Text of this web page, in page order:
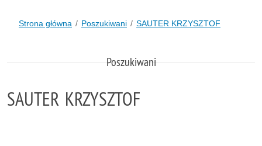
Strona główna Poszukiwani SAUTER KRZYSZTOF
Poszukiwani
SAUTER KRZYSZTOF